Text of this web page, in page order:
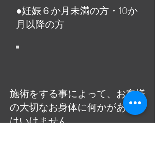
​●妊娠６か月未満の方・10か
月以降の方
​施術をする事によって、お客様
の大切なお身体に何かがあって
はいけません。